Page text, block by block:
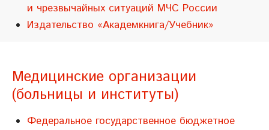
и чрезвычайных ситуаций МЧС России
Издательство «Академкнига/Учебник»
Медицинские организации
(больницы и институты)
Федеральное государственное бюджетное